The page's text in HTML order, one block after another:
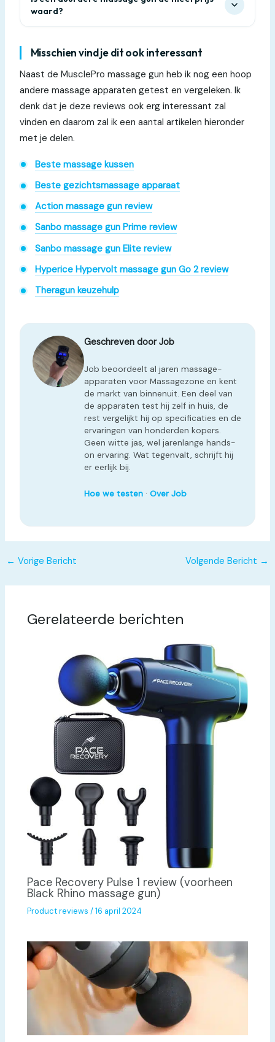
waard?
Misschien vind je dit ook interessant
Naast de MusclePro massage gun heb ik nog een hoop
andere massage apparaten getest en vergeleken. Ik
denk dat je deze reviews ook erg interessant zal
vinden en daarom zal ik een aantal artikelen hieronder
met je delen.
Beste massage kussen
Beste gezichtsmassage apparaat
Action massage gun review
Sanbo massage gun Prime review
Sanbo massage gun Elite review
Hyperice Hypervolt massage gun Go 2 review
Theragun keuzehulp
Geschreven door Job
Job beoordeelt al jaren massage-
apparaten voor Massagezone en kent
de markt van binnenuit. Een deel van
de apparaten test hij zelf in huis, de
rest vergelijkt hij op specificaties en de
ervaringen van honderden kopers.
Geen witte jas, wel jarenlange hands-
on ervaring. Wat tegenvalt, schrijft hij
er eerlijk bij.
Hoe we testen· Over Job
← Vorige Bericht Volgende Bericht →
Gerelateerde berichten
Pace Recovery Pulse 1 review (voorheen
Black Rhino massage gun)
Product reviews /16 april 2024